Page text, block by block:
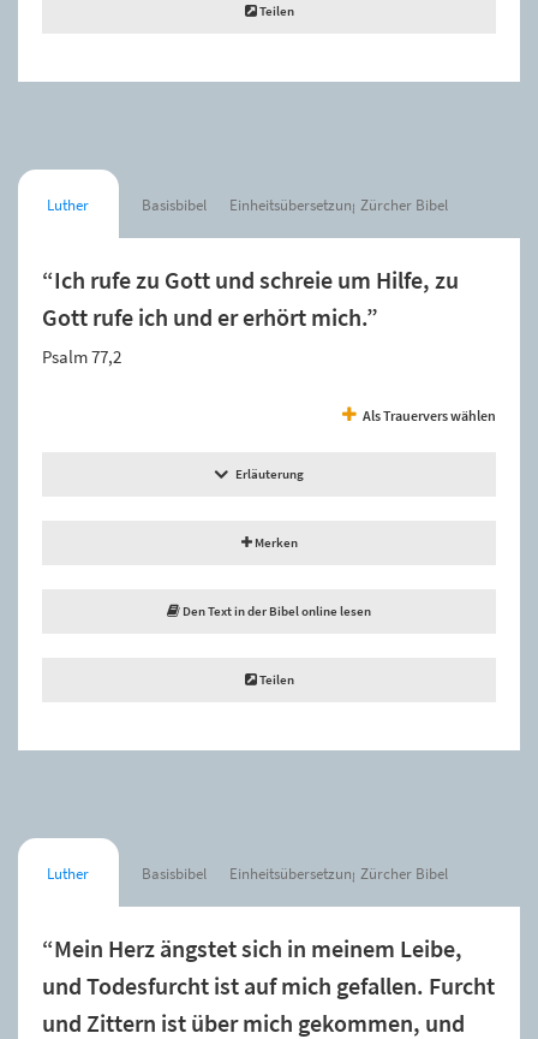
Teilen
Luther Basisbibel Einheitsübersetzung Zürcher Bibel
“Ich rufe zu Gott und schreie um Hilfe, zu
Gott rufe ich und er erhört mich.”
Psalm 77,2
Als Trauervers wählen
Erläuterung
Merken
Den Text in der Bibel online lesen
Teilen
Luther Basisbibel Einheitsübersetzung Zürcher Bibel
“Mein Herz ängstet sich in meinem Leibe,
und Todesfurcht ist auf mich gefallen. Furcht
und Zittern ist über mich gekommen, und